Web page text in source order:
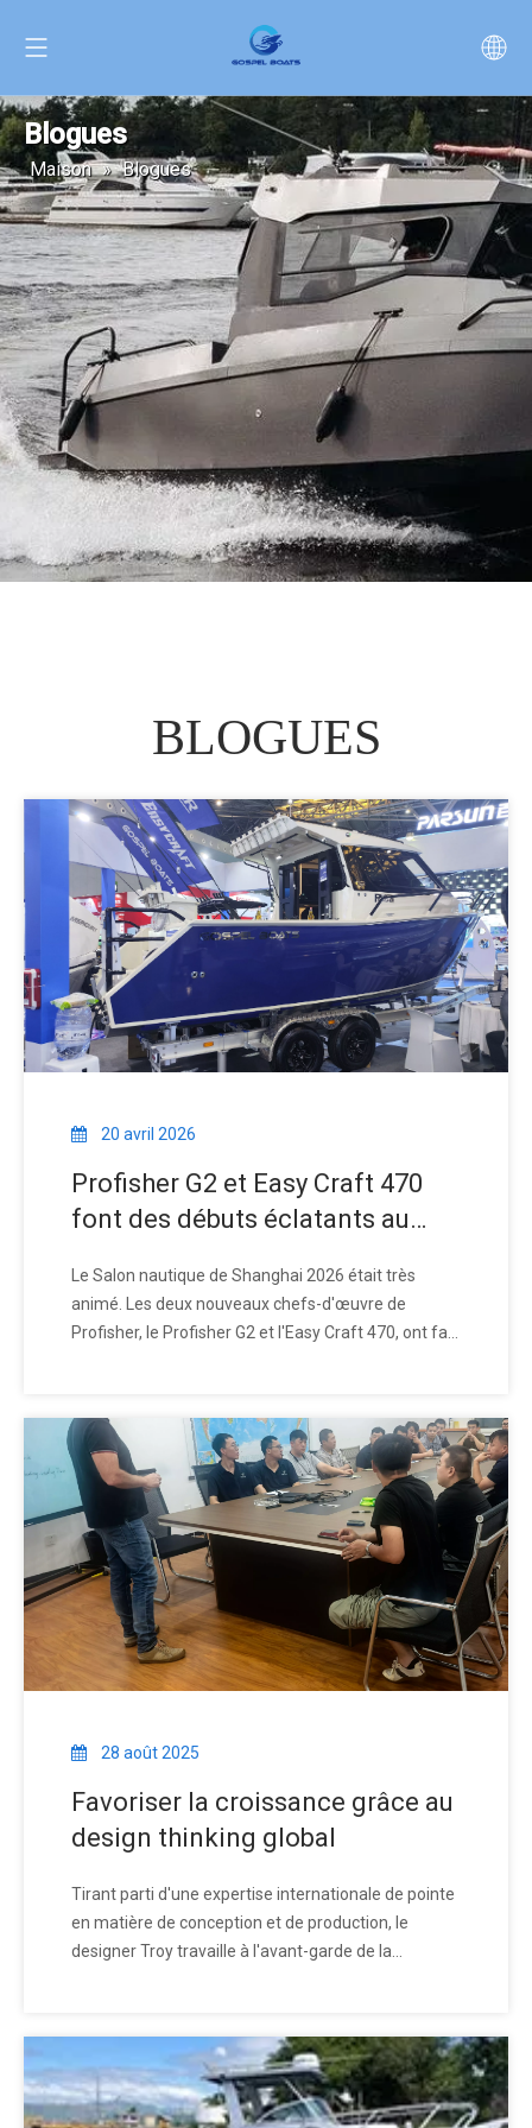
Blogues
Maison » Blogues
BLOGUES​​​​​​​
20 avril 2026
Profisher G2 et Easy Craft 470
font des débuts éclatants au
Shanghai
Le Salon nautique de Shanghai 2026 était très
animé. Les deux nouveaux chefs-d'œuvre de
Profisher, le Profisher G2 et l'Easy Craft 470, ont fait
pays et de l'étranger. Ce n'était pas des gadgets,
mais une solide expérience en construction navale.
28 août 2025
Favoriser la croissance grâce au
design thinking global
Tirant parti d'une expertise internationale de pointe
en matière de conception et de production, le
designer Troy travaille à l'avant-garde de la
la fabrication, il encourage l'équipe à maintenir un
état d'esprit d'apprenant, en adoptant de nouveaux
concepts et r